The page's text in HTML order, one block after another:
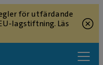
för utfärdande
lagstiftning. Läs